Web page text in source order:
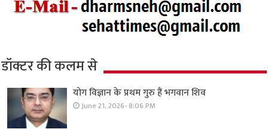
डॉक्टर की कलम से
योग विज्ञान के प्रथम गुरु हैं भगवान शिव
June 21, 2026- 8:06 PM